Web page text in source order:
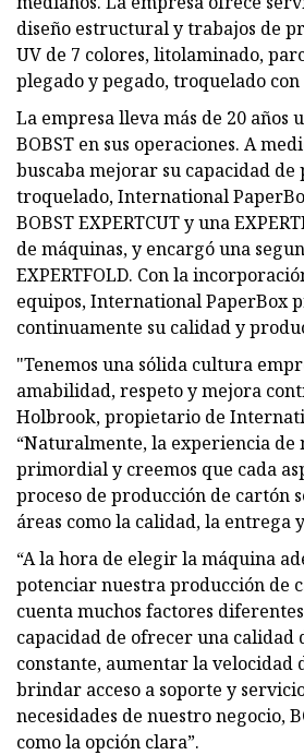
diseño estructural y trabajos de
UV de 7 colores, litolaminado,
plegado y pegado, troquelado
La empresa lleva más de 20 años
BOBST en sus operaciones. A
buscaba mejorar su capacidad de
troquelado, International
BOBST EXPERTCUT y una
de máquinas, y encargó una
EXPERTFOLD. Con la
equipos, International PaperBox
continuamente su calidad y
"Tenemos una sólida cultura
amabilidad, respeto y mejora
Holbrook, propietario de
“Naturalmente, la experiencia de
primordial y creemos que cada
proceso de producción de cartón
áreas como la calidad, la entrega
“A la hora de elegir la máquina
potenciar nuestra producción de
cuenta muchos factores
capacidad de ofrecer una calidad
constante, aumentar la velocidad
brindar acceso a soporte y
necesidades de nuestro negocio,
como la opción clara”.